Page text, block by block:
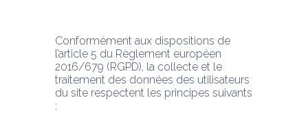
Conformément aux dispositions de
l’article 5 du Règlement européen
2016/679 (RGPD), la collecte et le
traitement des données des utilisateurs
du site respectent les principes suivants
: